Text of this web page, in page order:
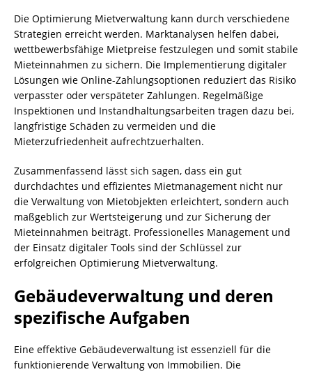
Die Optimierung Mietverwaltung kann durch verschiedene
Strategien erreicht werden. Marktanalysen helfen dabei,
wettbewerbsfähige Mietpreise festzulegen und somit stabile
Mieteinnahmen zu sichern. Die Implementierung digitaler
Lösungen wie Online-Zahlungsoptionen reduziert das Risiko
verpasster oder verspäteter Zahlungen. Regelmäßige
Inspektionen und Instandhaltungsarbeiten tragen dazu bei,
langfristige Schäden zu vermeiden und die
Mieterzufriedenheit aufrechtzuerhalten.
Zusammenfassend lässt sich sagen, dass ein gut
durchdachtes und effizientes Mietmanagement nicht nur
die Verwaltung von Mietobjekten erleichtert, sondern auch
maßgeblich zur Wertsteigerung und zur Sicherung der
Mieteinnahmen beiträgt. Professionelles Management und
der Einsatz digitaler Tools sind der Schlüssel zur
erfolgreichen Optimierung Mietverwaltung.
Gebäudeverwaltung und deren
spezifische Aufgaben
Eine effektive Gebäudeverwaltung ist essenziell für die
funktionierende Verwaltung von Immobilien. Die